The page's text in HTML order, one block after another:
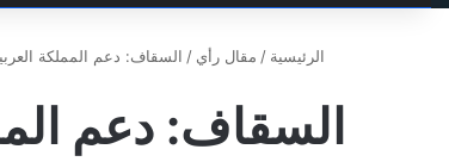
الرئيسية / مقال رأي / السقاف: دعم المملكة
السقاف: دعم